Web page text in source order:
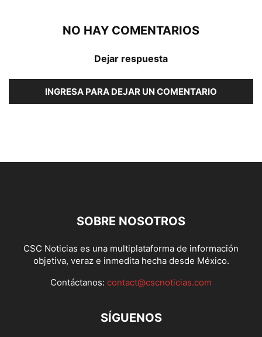
NO HAY COMENTARIOS
Dejar respuesta
INGRESA PARA DEJAR UN COMENTARIO
SOBRE NOSOTROS
CSC Noticias es una multiplataforma de información
objetiva, veraz e inmedita hecha desde México.
Contáctanos: contact@cscnoticias.com
SÍGUENOS